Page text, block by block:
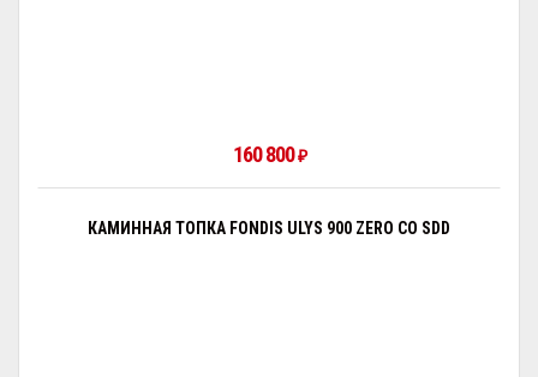
160 800₽
КАМИННАЯ ТОПКА FONDIS ULYS 900 ZERO CO SDD